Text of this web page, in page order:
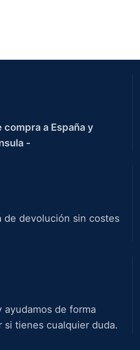
compra a España y
-
de devolución sin costes
ayudamos de forma
si tienes cualquier duda.